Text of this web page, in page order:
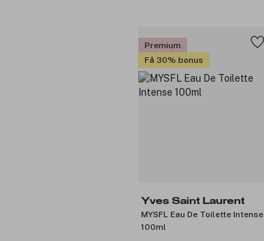
Premium
Få 30% bonus
Yves Saint Laurent
MYSFL Eau De Toilette Intense
100ml